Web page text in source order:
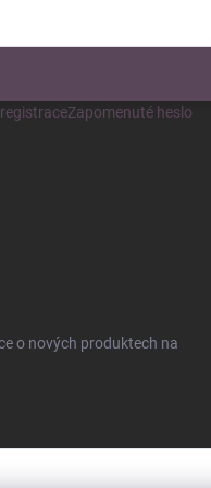
Zapomenuté heslo
o nových produktech na